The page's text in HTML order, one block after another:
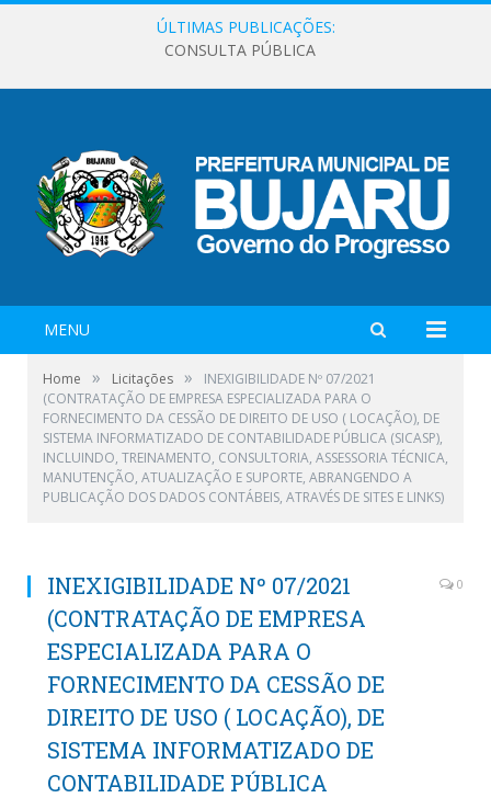
ÚLTIMAS PUBLICAÇÕES:
CONSULTA PÚBLICA
MENU
Home » Licitações »
INEXIGIBILIDADE Nº 07/2021
(CONTRATAÇÃO DE EMPRESA ESPECIALIZADA PARA O
FORNECIMENTO DA CESSÃO DE DIREITO DE USO ( LOCAÇÃO), DE
SISTEMA INFORMATIZADO DE CONTABILIDADE PÚBLICA (SICASP),
INCLUINDO, TREINAMENTO, CONSULTORIA, ASSESSORIA TÉCNICA,
MANUTENÇÃO, ATUALIZAÇÃO E SUPORTE, ABRANGENDO A
PUBLICAÇÃO DOS DADOS CONTÁBEIS, ATRAVÉS DE SITES E LINKS)
INEXIGIBILIDADE Nº 07/2021
(CONTRATAÇÃO DE EMPRESA
ESPECIALIZADA PARA O
FORNECIMENTO DA CESSÃO DE
DIREITO DE USO ( LOCAÇÃO), DE
SISTEMA INFORMATIZADO DE
CONTABILIDADE PÚBLICA
0